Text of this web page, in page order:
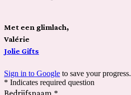
Met een glimlach,
Valérie
Jolie Gifts
Sign in to Google to save your progress.
* Indicates required question
Bedrijfsnaam *